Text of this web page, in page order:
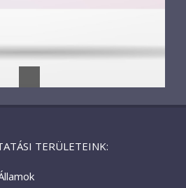
TERÜLETEINK: